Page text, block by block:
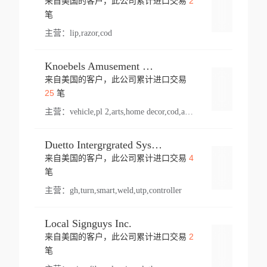
笔
主营： lip,razor,cod
Knoebels Amusement Resort
来自美国的客户，此公司累计进口交易
25笔
主营： vehicle,pl 2,arts,home decor,cod,amusement ride,sea
Duetto Intergrgrated Systems Inc.
来自美国的客户，此公司累计进口交易 4
笔
主营： gh,turn,smart,weld,utp,controller
Local Signguys Inc.
来自美国的客户，此公司累计进口交易 2
笔